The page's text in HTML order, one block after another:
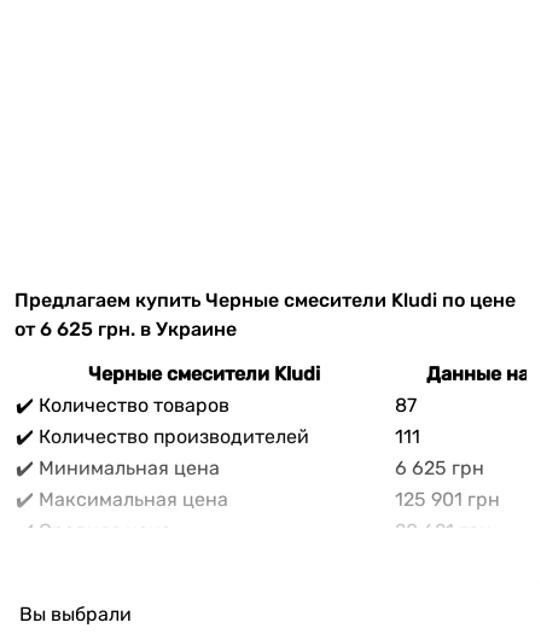
Предлагаем купить Черные смесители Kludi по цене
от 6 625 грн. в Украине
Черные смесители Kludi
Данные на
✔️ Количество товаров
87
✔️ Количество производителей
111
✔️ Минимальная цена
6 625 грн
✔️ Максимальная цена
125 901 грн
✔️ Средняя цена
20 621 грн
При покупке Черные смесители Kludi в нашем
Вы выбрали